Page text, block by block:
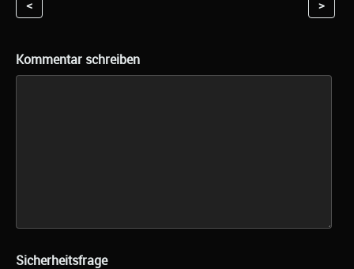
< >
Kommentar schreiben
Sicherheitsfrage